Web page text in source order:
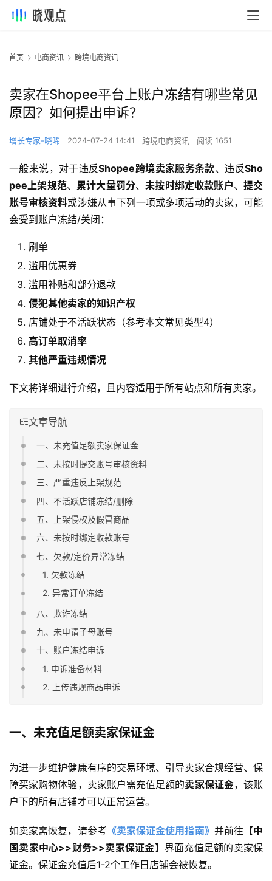
首页 电商资讯 跨境电商资讯
卖家在Shopee平台上账户冻结有哪些常见
原因？如何提出申诉？
增长专家-晓晞 2024-07-24 14:41 跨境电商资讯 阅读 1651
一般来说，对于违反Shopee跨境卖家服务条款、违反Sho
pee上架规范、 累计大量罚分、未按时绑定收款账户、 提交
账号审核资料或涉嫌从事下列一项或多项活动的卖家，可能
会受到账户冻结/关闭：
刷单
滥用优惠券
滥用补贴和部分退款
侵犯其他卖家的知识产权
店铺处于不活跃状态（参考本文常见类型4）
高订单取消率
其他严重违规情况
下文将详细进行介绍，且内容适用于所有站点和所有卖家。
文章导航
一、未充值足额卖家保证金
二、未按时提交账号审核资料
三、严重违反上架规范
四、不活跃店铺冻结/删除
五、上架侵权及假冒商品
六、未按时绑定收款账号
七、欠款/定价异常冻结
1. 欠款冻结
2. 异常订单冻结
八、欺诈冻结
九、未申请子母账号
十、账户冻结申诉
1. 申诉准备材料
2. 上传违规商品申诉
一、未充值足额卖家保证金
为进一步维护健康有序的交易环境、引导卖家合规经营、保
障买家购物体验，卖家账户需充值足额的卖家保证金，该账
户下的所有店铺才可以正常运营。
如卖家需恢复，请参考 《卖家保证金使用指南》 并前往 【中
国卖家中心>>财务>>卖家保证金】 界面充值足额的卖家保
证金。保证金充值后1-2个工作日店铺会被恢复。